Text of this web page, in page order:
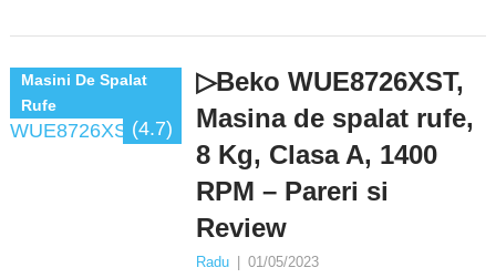
Masini De Spalat
Rufe
(4.7)
▷Beko WUE8726XST,
Masina de spalat rufe,
8 Kg, Clasa A, 1400
RPM – Pareri si
Review
Radu 01/05/2023